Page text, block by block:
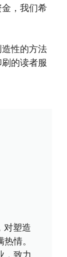
，我们希
性的方法
的读者服
对塑造
情。